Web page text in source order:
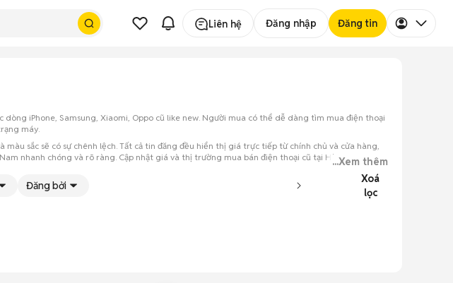
Liên hệ Đăng nhập Đăng tin
iPhone, Samsung, Xiaomi, Oppo cũ like new. Người mua có thể dễ dàng tìm mua điện thoại
máy.
sắc sẽ có sự chênh lệch. Tất cả tin đăng đều hiển thị giá trực tiếp từ chính chủ và cửa hàng,
nhanh chóng và rõ ràng. Cập nhật giá và thị trường mua bán điện thoại cũ tại Hà Nam trên
...Xem thêm
Đăng bởi
Xoá
lọc